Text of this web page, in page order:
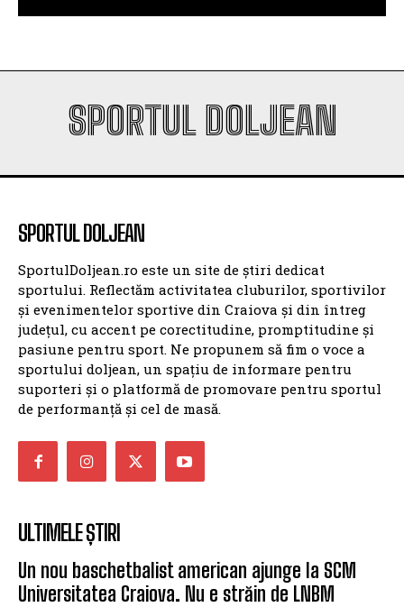
SPORTUL DOLJEAN
SPORTUL DOLJEAN
SportulDoljean.ro este un site de știri dedicat
sportului. Reflectăm activitatea cluburilor, sportivilor
și evenimentelor sportive din Craiova și din întreg
județul, cu accent pe corectitudine, promptitudine și
pasiune pentru sport. Ne propunem să fim o voce a
sportului doljean, un spațiu de informare pentru
suporteri și o platformă de promovare pentru sportul
de performanță și cel de masă.
ULTIMELE ȘTIRI
Un nou baschetbalist american ajunge la SCM
Universitatea Craiova. Nu e străin de LNBM